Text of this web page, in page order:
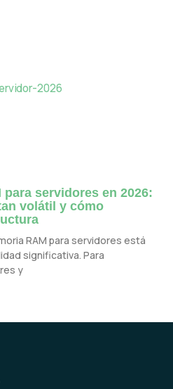
servidores en 2026:
volátil y cómo
RAM para servidores está
significativa. Para
y